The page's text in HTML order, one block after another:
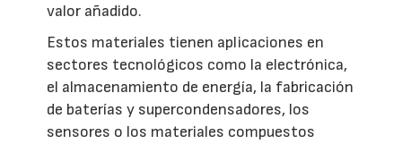
valor añadido.
Estos materiales tienen aplicaciones en
sectores tecnológicos como la electrónica,
el almacenamiento de energía, la fabricación
de baterías y supercondensadores, los
sensores o los materiales compuestos